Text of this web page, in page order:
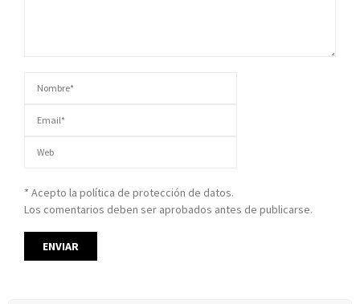
* Acepto la política de protección de datos.
Los comentarios deben ser aprobados antes de publicarse.